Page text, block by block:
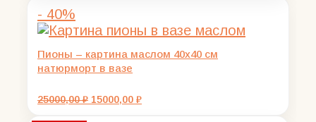
- 40%
Пионы – картина маслом 40х40 см
натюрморт в вазе
25000,00₽ Первоначальная
15000,00 ₽Текущая